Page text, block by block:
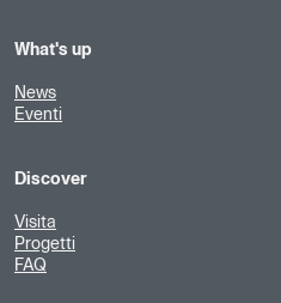
What's up
News
Eventi
Discover
Visita
Progetti
FAQ